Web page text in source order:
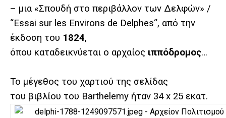
– μια «Σπουδή στο περιβάλλον των Δελφών» /
“Essai sur les Environs de Delphes“, από την
έκδοση του 1824,
όπου καταδεικνύεται ο αρχαίος ιππόδρομος…
Το μέγεθος του χαρτιού της σελίδας
του βιβλίου του Barthelemy ήταν 34 x 25 εκατ.